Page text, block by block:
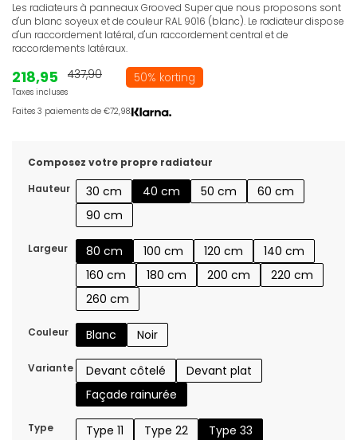
Les radiateurs à panneaux Grooved Super que nous proposons sont
d'un blanc soyeux et de couleur RAL 9016 (blanc). Le radiateur dispose
d'un raccordement latéral, d'un raccordement central et de
raccordements latéraux.
218,95
Taxes incluses
437,90 50% korting
Faites 3 paiements de €72,98.
Composez votre propre radiateur
Hauteur
30 cm 40 cm 50 cm
60 cm
90 cm
Largeur 80 cm 100 cm 120 cm
140 cm
160 cm
180 cm 200 cm
220 cm
260 cm
Couleur Blanc Noir
Variante Devant côtelé
Devant plat
Façade rainurée
Type Type 11 Type 22 Type 33